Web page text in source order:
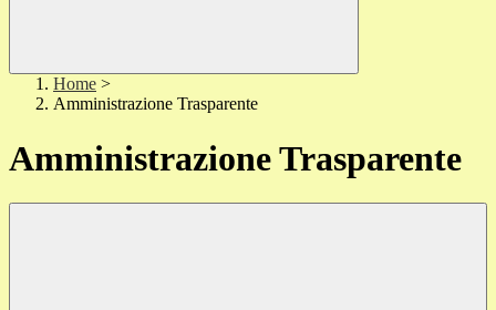
Home >
Amministrazione Trasparente
Amministrazione Trasparente